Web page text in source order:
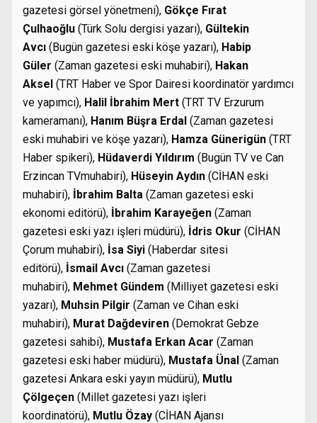
gazetesi görsel yönetmeni), Gökçe Fırat
Çulhaoğlu (Türk Solu dergisi yazarı), Gültekin
Avcı (Bugün gazetesi eski köşe yazarı), Habip
Güler (Zaman gazetesi eski muhabiri), Hakan
Aksel (TRT Haber ve Spor Dairesi koordinatör yardımcı
ve yapımcı), Halil İbrahim Mert (TRT TV Erzurum
kameramanı), Hanım Büşra Erdal (Zaman gazetesi
eski muhabiri ve köşe yazarı), Hamza Günerigün (TRT
Haber spikeri), Hüdaverdi Yıldırım (Bugün TV ve Can
Erzincan TVmuhabiri), Hüseyin Aydın (CİHAN eski
muhabiri), İbrahim Balta (Zaman gazetesi eski
ekonomi editörü), İbrahim Karayeğen (Zaman
gazetesi eski yazı işleri müdürü), İdris Okur (CİHAN
Çorum muhabiri), İsa Siyi (Haberdar sitesi
editörü), İsmail Avcı (Zaman gazetesi
muhabiri), Mehmet Gündem (Milliyet gazetesi eski
yazarı), Muhsin Pilgir (Zaman ve Cihan eski
muhabiri), Murat Dağdeviren (Demokrat Gebze
gazetesi sahibi), Mustafa Erkan Acar (Zaman
gazetesi eski haber müdürü), Mustafa Ünal (Zaman
gazetesi Ankara eski yayın müdürü), Mutlu
Çölgeçen (Millet gazetesi yazı işleri
koordinatörü), Mutlu Özay (CİHAN Ajansı